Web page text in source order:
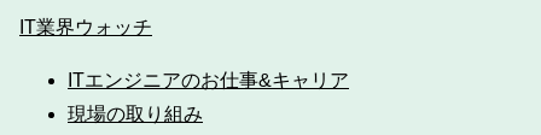
IT業界ウォッチ
ITエンジニアのお仕事&キャリア
現場の取り組み